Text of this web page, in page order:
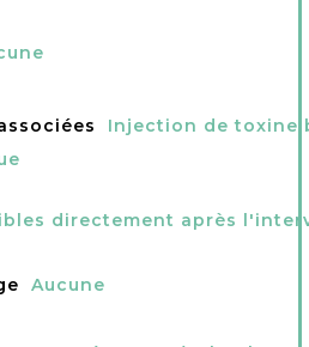
Injection de toxine
directement après
Aucune